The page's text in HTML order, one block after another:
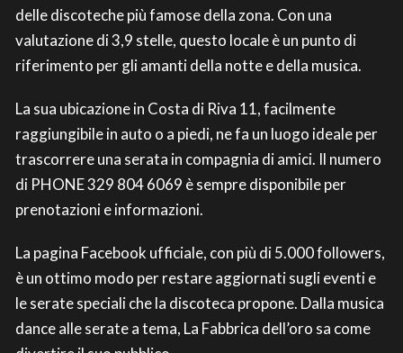
delle discoteche più famose della zona. Con una
valutazione di 3,9 stelle, questo locale è un punto di
riferimento per gli amanti della notte e della musica.
La sua ubicazione in Costa di Riva 11, facilmente
raggiungibile in auto o a piedi, ne fa un luogo ideale per
trascorrere una serata in compagnia di amici. Il numero
di PHONE 329 804 6069 è sempre disponibile per
prenotazioni e informazioni.
La pagina Facebook ufficiale, con più di 5.000 followers,
è un ottimo modo per restare aggiornati sugli eventi e
le serate speciali che la discoteca propone. Dalla musica
dance alle serate a tema, La Fabbrica dell’oro sa come